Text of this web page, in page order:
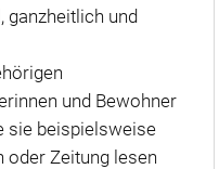
ganzheitlich und
und Bewohner
sie beispielsweise
oder Zeitung lesen